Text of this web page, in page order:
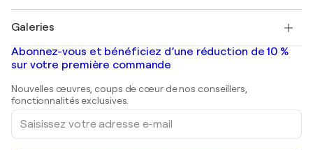
Banksy
Mr. Brainwash
Shepard Fairey
Tableaux abstraits à vendre
Peintures de paysage
Estampes
Peintures acryliques
Galeries
Galeries d'art en France
Galeries d'art en Belgique
Abonnez-vous et bénéficiez d’une réduction de 10 %
sur votre première commande
Nouvelles œuvres, coups de cœur de nos conseillers,
fonctionnalités exclusives.
Saisissez
votre
adresse